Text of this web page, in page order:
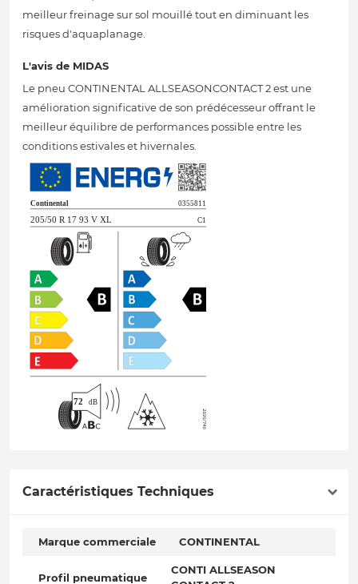
meilleur freinage sur sol mouillé tout en diminuant les
risques d'aquaplanage.
L'avis de MIDAS
Le pneu CONTINENTAL ALLSEASONCONTACT 2 est une
amélioration significative de son prédécesseur offrant le
meilleur équilibre de performances possible entre les
conditions estivales et hivernales.
Caractéristiques Techniques
Marque commerciale CONTINENTAL
Profil pneumatique
CONTI ALLSEASON